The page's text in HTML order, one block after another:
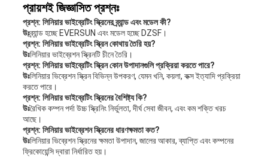
প্রায়শই জিজ্ঞাসিত প্রশ্নঃ
প্রশ্ন: লিনিয়ার ভাইব্রেটিং স্ক্রিনের ব্র্যান্ড এবং মডেল কী?
উঃব্র্যান্ড হচ্ছে EVERSUN এবং মডেল হচ্ছে DZSF।
প্রশ্ন: লিনিয়ার ভাইব্রেটিং স্ক্রিন কোথায় তৈরি হয়?
উঃলিনিয়ার ভাইব্রেশন স্ক্রিনটি চীনে তৈরি।
প্রশ্ন: লিনিয়ার ভাইব্রেটিং স্ক্রিন কোন উপাদানগুলি প্রক্রিয়া করতে পারে?
উঃলিনিয়ার ভিব্রেশন স্ক্রিন বিভিন্ন উপকরণ, যেমন খনি, কয়লা, কক্স ইত্যাদি প্রক্রিয়া
করতে পারে।
প্রশ্ন: লিনিয়ার ভাইব্রেটিং স্ক্রিনের বৈশিষ্ট্য কি?
উঃরৈখিক কম্পন পর্দা উচ্চ স্ক্রিনিং নির্ভুলতা, দীর্ঘ সেবা জীবন, এবং কম শক্তি খরচ
আছে।
প্রশ্ন: লিনিয়ার ভাইব্রেশন স্ক্রিনের ধারণক্ষমতা কত?
উঃলিনিয়ার ভিব্রেশন স্ক্রিনের ক্ষমতা উপাদান, জালের আকার, ব্যাপ্তি এবং কম্পনের
ফ্রিকোয়েন্সি দ্বারা নির্ধারিত হয়।